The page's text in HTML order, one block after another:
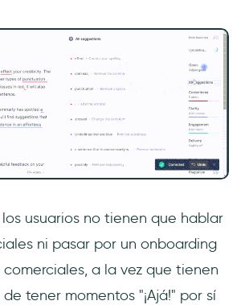
usuarios no tienen que hablar
ni pasar por un onboarding
a la vez que tienen
tener momentos "¡Ajá!" por sí